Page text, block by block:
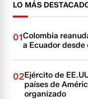
LO MÁS
01Colombia
a Ecuador
02Ejército de
países de
organizado